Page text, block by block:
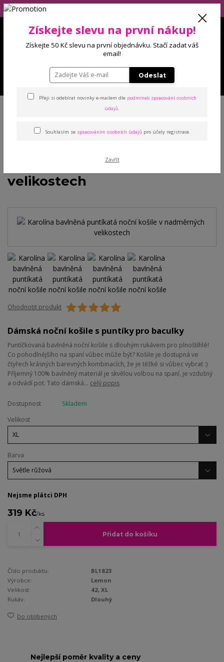
Eshop má dovolenou (10.-14.8), balíčky budeme odesílat 17.8.2026!
Noční prádlo Noční košile
Karolína bavlněná puntíkatá noční
noční košile v nadměrných
velikostech
Ohodnotit produkt
Dámská noční košile s puntíky pro baculky
Puntíčkovaná bavlněná noční košile s dlouhým rukávem pro plnoštíhlé!
Co pohodlnějšího na spaní vůbec může být? Košile je dostupná ve
čtyřech krásných barevných kombinacích, že je těžké si vůbec vybrat :)
Příjemný 100% bavlněný materiál je skvělou volbou na spaní, je vzdušný
a odvádí pot. Tato dámská... celý popis
Dostupnost
Skladem
Velikost
Barva
Nejsme plátci DPH
319 Kč/ks
Přidat do košíku
Číslo produktu:
BL1823
Výrobce:
Lemon
Velikost:
42, XL
Rukáv:
Dlouhý
Do oblíbených
Nejlepší poměr kvality a ceny
Získejte slevu na první nákup!
Získejte 50 Kč slevu na první objednávku. Stačí zadat váš
email!
Odeslat
Přeji si odebírat novinky e-mailem dle podmínek zpracování osobních
údajů.
Souhlasím se zpracováním osobních údajů pro účely registrace.
Zavřít